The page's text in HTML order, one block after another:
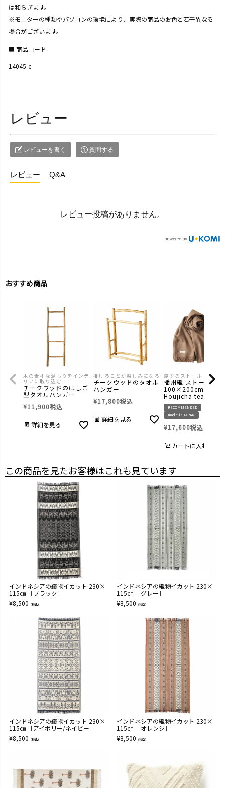
は和らぎます。
※モニターの種類やパソコンの環境により、実際の商品のお色と若干異なる
場合がございます。
商品コード
14045-c
レビュー
レビューを書く 質問する
レビュー Q&A
レビュー投稿がありません。
おすすめ商品
木の素朴な温もりをインテ
リアに取り込む
チークウッドのはしご
型タオルハンガー
¥11,900税込
詳細を見る
掛けることが楽しみになる
チークウッドのタオル
ハンガー
¥17,800税込
詳細を見る
旅するストール
播州織 ストール
100×200cm
Houjicha tea latte
RECOMMENDED
made in JAPAN
¥17,600税込
カートに入れる
この商品を見たお客様はこれも見ています
インドネシアの織物イカット 230×
115㎝ ［ブラック］
¥8,500 （税込）
インドネシアの織物イカット 230×
115㎝ ［グレー］
¥8,500 （税込）
インドネシアの織物イカット 230×
115㎝ ［アイボリー/ネイビー］
¥8,500 （税込）
インドネシアの織物イカット 230×
115㎝ ［オレンジ］
¥8,500 （税込）